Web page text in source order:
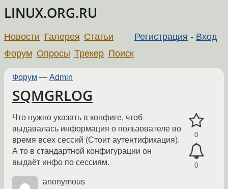
LINUX.ORG.RU
Регистрация - Вход
Новости Галерея Статьи
Форум Опросы Трекер Поиск
Форум — Admin
SQMGRLOG
0
0
Что нужно указать в конфиге, чтоб
выдавалась информация о пользователе во
время всех сессий (Стоит аутентификация).
А то в стандартной конфигурации он
выдаёт инфо по сессиям.
anonymous